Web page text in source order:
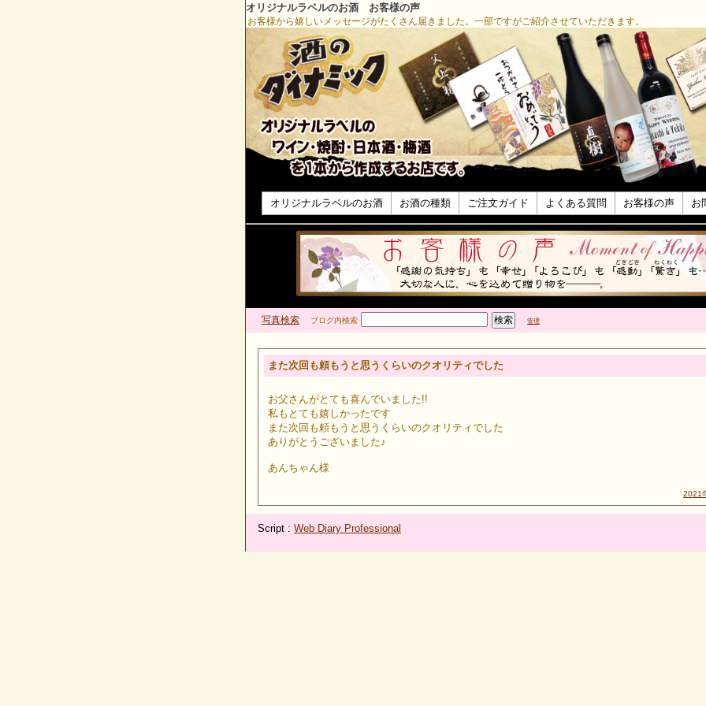
オリジナルラベルのお酒 お客様の声
お客様から嬉しいメッセージがたくさん届きました。一部ですがご紹介させていただきます。
オリジナルラベルのお酒 お酒の種類 ご注文ガイド よくある質問 お客様の声 お
写真検索 ブログ内検索 管理
また次回も頼もうと思うくらいのクオリティでした
お父さんがとても喜んでいました!!
私もとても嬉しかったです
また次回も頼もうと思うくらいのクオリティでした
ありがとうございました♪
あんちゃん様
2021
Script : Web Diary Professional